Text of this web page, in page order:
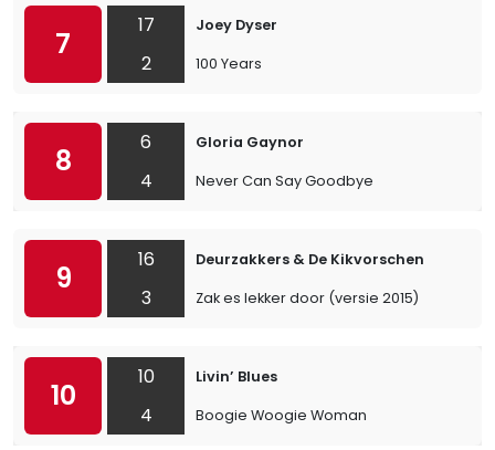
7
17
2
Joey Dyser
100 Years
8
6
4
Gloria Gaynor
Never Can Say Goodbye
9
16
3
Deurzakkers & De Kikvorschen
Zak es lekker door (versie 2015)
10
10
4
Livin’ Blues
Boogie Woogie Woman